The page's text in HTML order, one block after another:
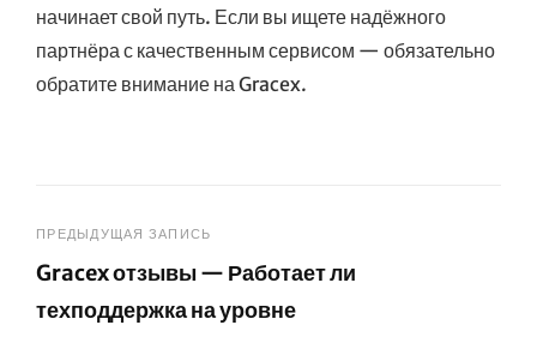
начинает свой путь. Если вы ищете надёжного
партнёра с качественным сервисом — обязательно
обратите внимание на Gracex.
Навигация
по
записям
ПРЕДЫДУЩАЯ ЗАПИСЬ
Gracex отзывы — Работает ли
техподдержка на уровне